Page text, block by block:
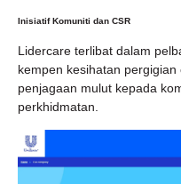
Inisiatif Komuniti dan CSR
Lidercare terlibat dalam
kempen kesihatan
penjagaan mulut kepada
perkhidmatan.